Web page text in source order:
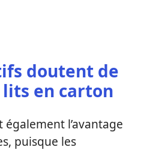
doutent de
en carton
également l’avantage
puisque les